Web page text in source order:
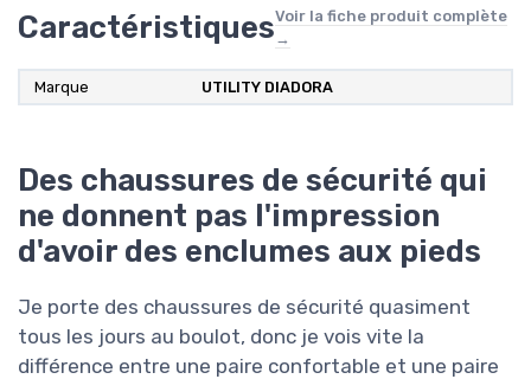
CaractéristiquesVoir la fiche produit complète
→
Marque UTILITY DIADORA
Des chaussures de sécurité qui
ne donnent pas l'impression
d'avoir des enclumes aux pieds
Je porte des chaussures de sécurité quasiment
tous les jours au boulot, donc je vois vite la
différence entre une paire confortable et une paire